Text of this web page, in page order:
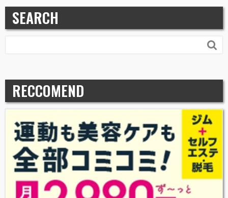
SEARCH

RECCOMEND